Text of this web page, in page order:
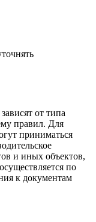
от типа
правил. Для
приниматься
и иных объектов,
по
к документам